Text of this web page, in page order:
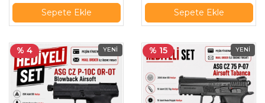
Sepete Ekle Sepete Ekle
% 4 % 15